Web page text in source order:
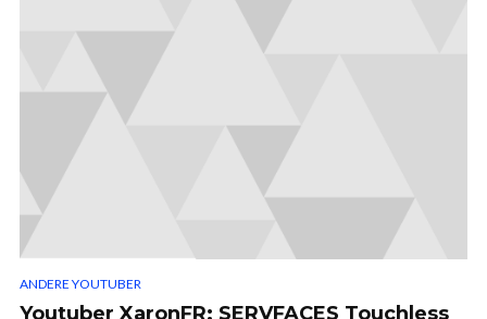
ANDERE YOUTUBER
Youtuber XaronFR: SERVFACES Touchless